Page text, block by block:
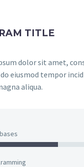
TITLE
dolor sit amet,
eiusmod tempor
aliqua.